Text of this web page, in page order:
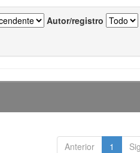
Autor/registro
Anterior 1